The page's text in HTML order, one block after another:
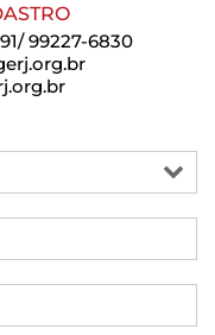
99227-6830